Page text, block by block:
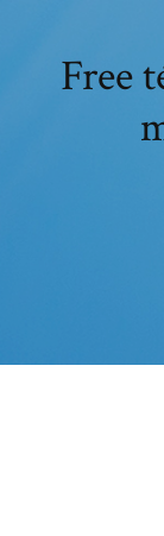
Free